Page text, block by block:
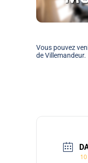
Vous pouvez
de Villemandeur.